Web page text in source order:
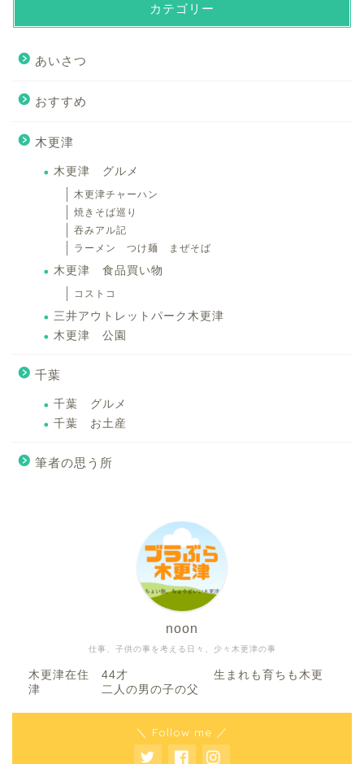
カテゴリー
あいさつ
おすすめ
木更津
木更津 グルメ
木更津チャーハン
焼きそば巡り
吞みアル記
ラーメン つけ麺 まぜそば
木更津 食品買い物
コストコ
三井アウトレットパーク木更津
木更津 公園
千葉
千葉 グルメ
千葉 お土産
筆者の思う所
仕事、子供の事を考える日々、少々木更津の事
noon
木更津在住 44才 生まれも育ちも木更
津 二人の男の子の父
＼ Follow me ／